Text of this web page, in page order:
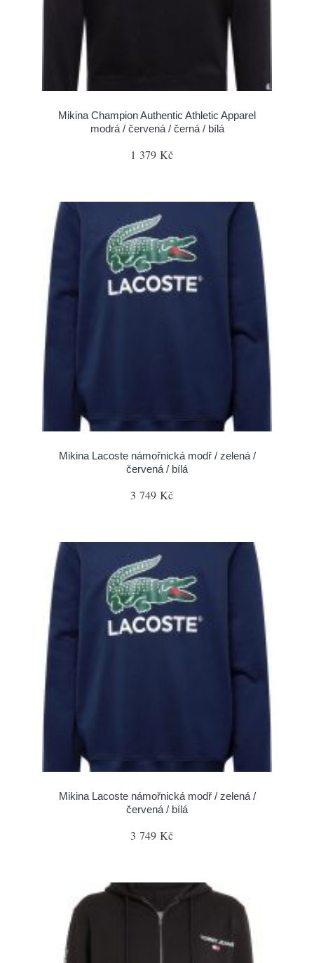
Mikina Champion Authentic Athletic Apparel
modrá / červená / černá / bílá
1 379 Kč
Mikina Lacoste námořnická modř / zelená /
červená / bílá
3 749 Kč
Mikina Lacoste námořnická modř / zelená /
červená / bílá
3 749 Kč